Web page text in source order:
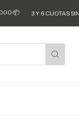
3 Y 6 CUOTAS SIN INTERÉS